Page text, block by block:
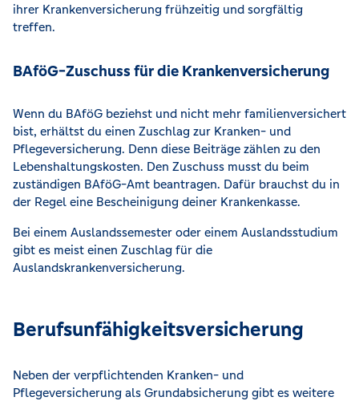
ihrer Krankenversicherung frühzeitig und sorgfältig
treffen.
BAföG-Zuschuss für die Krankenversicherung
Wenn du BAföG beziehst und nicht mehr familienversichert
bist, erhältst du einen Zuschlag zur Kranken- und
Pflegeversicherung. Denn diese Beiträge zählen zu den
Lebenshaltungskosten. Den Zuschuss musst du beim
zuständigen BAföG-Amt beantragen. Dafür brauchst du in
der Regel eine Bescheinigung deiner Krankenkasse.
Bei einem Auslandssemester oder einem Auslandsstudium
gibt es meist einen Zuschlag für die
Auslandskrankenversicherung.
Berufsunfähigkeitsversicherung
Neben der verpflichtenden Kranken- und
Pflegeversicherung als Grundabsicherung gibt es weitere